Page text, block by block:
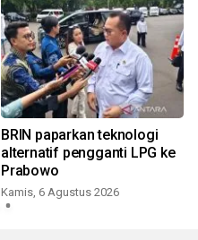
BRIN paparkan teknologi
alternatif pengganti LPG ke
Prabowo
Kamis, 6 Agustus 2026